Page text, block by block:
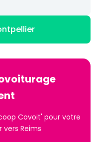
Covoit' pour votre
Reims